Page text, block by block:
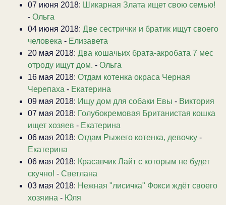
07 июня 2018: Шикарная Злата ищет свою семью!
- Ольга
04 июня 2018: Две сестрички и братик ищут своего
человека - Елизавета
20 мая 2018: Два кошачьих брата-акробата 7 мес
отроду ищут дом. - Ольга
16 мая 2018: Отдам котенка окраса Черная
Черепаха - Екатерина
09 мая 2018: Ищу дом для собаки Евы - Виктория
07 мая 2018: Голубокремовая Британистая кошка
ищет хозяев - Екатерина
06 мая 2018: Отдам Рыжего котенка, девочку -
Екатерина
06 мая 2018: Красавчик Лайт с которым не будет
скучно! - Светлана
03 мая 2018: Нежная "лисичка" Фокси ждёт своего
хозяина - Юля